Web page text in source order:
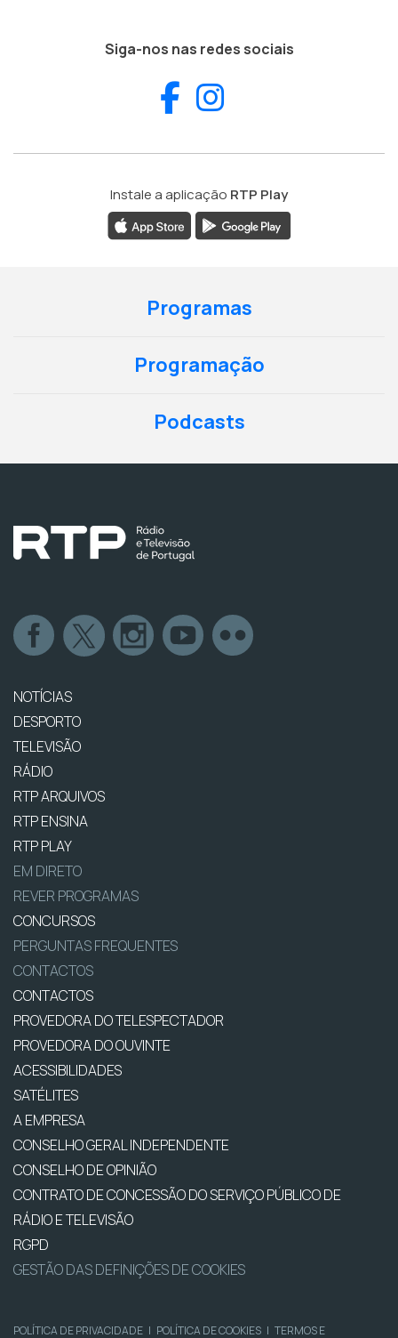
Siga-nos nas redes sociais
Facebook
Instale a aplicação RTP Play
Programas
Programação
Podcasts
NOTÍCIAS
DESPORTO
TELEVISÃO
RÁDIO
RTP ARQUIVOS
RTP ENSINA
RTP PLAY
EM DIRETO
REVER PROGRAMAS
CONCURSOS
PERGUNTAS FREQUENTES
CONTACTOS
CONTACTOS
PROVEDORA DO TELESPECTADOR
PROVEDORA DO OUVINTE
ACESSIBILIDADES
SATÉLITES
A EMPRESA
CONSELHO GERAL INDEPENDENTE
CONSELHO DE OPINIÃO
CONTRATO DE CONCESSÃO DO SERVIÇO PÚBLICO DE
RÁDIO E TELEVISÃO
RGPD
GESTÃO DAS DEFINIÇÕES DE COOKIES
POLÍTICA DE PRIVACIDADE | POLÍTICA DE COOKIES | TERMOS E